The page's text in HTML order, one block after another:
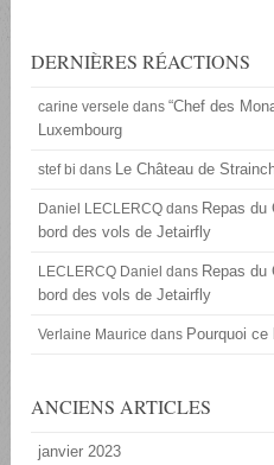
DERNIÈRES RÉACTIONS
carine versele dans“Chef des
Luxembourg
stef bi dans Le Château de
Daniel LECLERCQ dans Repas du
bord des vols de Jetairfly
LECLERCQ Daniel dans Repas du
bord des vols de Jetairfly
Verlaine Maurice dans Pourquoi ce
ANCIENS ARTICLES
janvier 2023